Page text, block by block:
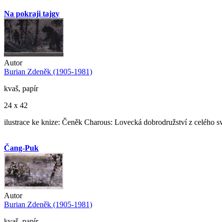
Na pokraji tajgy
Autor
Burian Zdeněk (1905-1981)
kvaš, papír
24 x 42
ilustrace ke knize: Čeněk Charous: Lovecká dobrodružství z celého
Čang-Puk
Autor
Burian Zdeněk (1905-1981)